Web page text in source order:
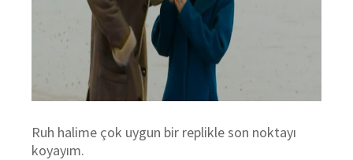
Ruh halime çok uygun bir replikle son noktayı
koyayım.